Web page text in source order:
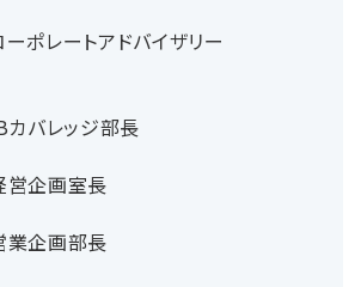
ポレートアドバイザリー
バレッジ部長
営企画室長
業企画部長